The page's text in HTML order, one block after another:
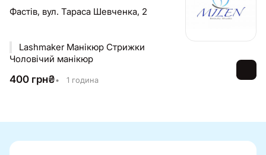
Фастів, вул. Тараса Шевченка, 2
Lashmaker Манікюр Стрижки
Чоловічий манікюр
400 грн₴• 1 година